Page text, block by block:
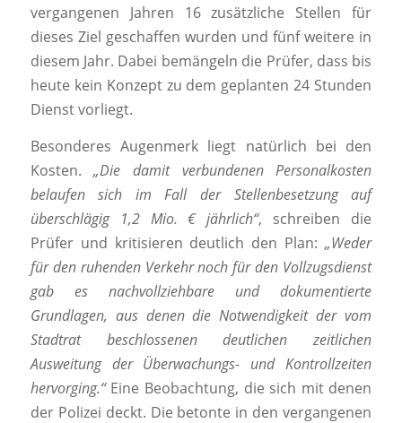
vergangenen Jahren 16 zusätzliche Stellen für
dieses Ziel geschaffen wurden und fünf weitere in
diesem Jahr. Dabei bemängeln die Prüfer, dass bis
heute kein Konzept zu dem geplanten 24 Stunden
Dienst vorliegt.
Besonderes Augenmerk liegt natürlich bei den
Kosten.„Die damit verbundenen Personalkosten
belaufen sich im Fall der Stellenbesetzung auf
überschlägig 1,2 Mio. € jährlich“, schreiben die
Prüfer und kritisieren deutlich den Plan:„Weder
für den ruhenden Verkehr noch für den Vollzugsdienst
gab es nachvollziehbare und dokumentierte
Grundlagen, aus denen die Notwendigkeit der vom
Stadtrat beschlossenen deutlichen zeitlichen
Ausweitung der Überwachungs- und Kontrollzeiten
hervorging.“ Eine Beobachtung, die sich mit denen
der Polizei deckt. Die betonte in den vergangenen